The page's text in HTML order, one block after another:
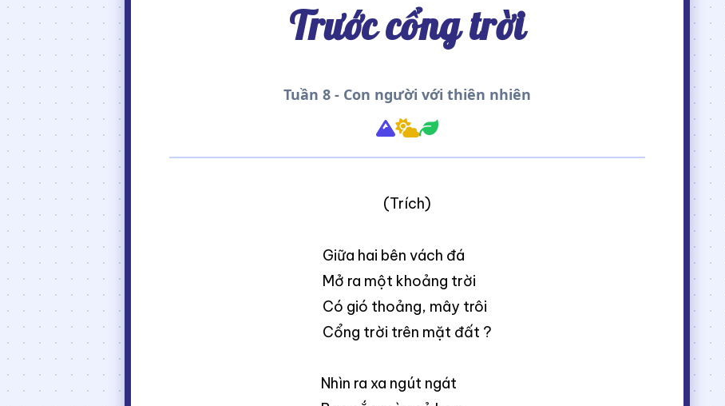
Trước cổng trời
Tuần 8 - Con người với thiên nhiên
(Trích)
Giữa hai bên vách đá
Mở ra một khoảng trời
Có gió thoảng, mây trôi
Cổng trời trên mặt đất ?
Nhìn ra xa ngút ngát